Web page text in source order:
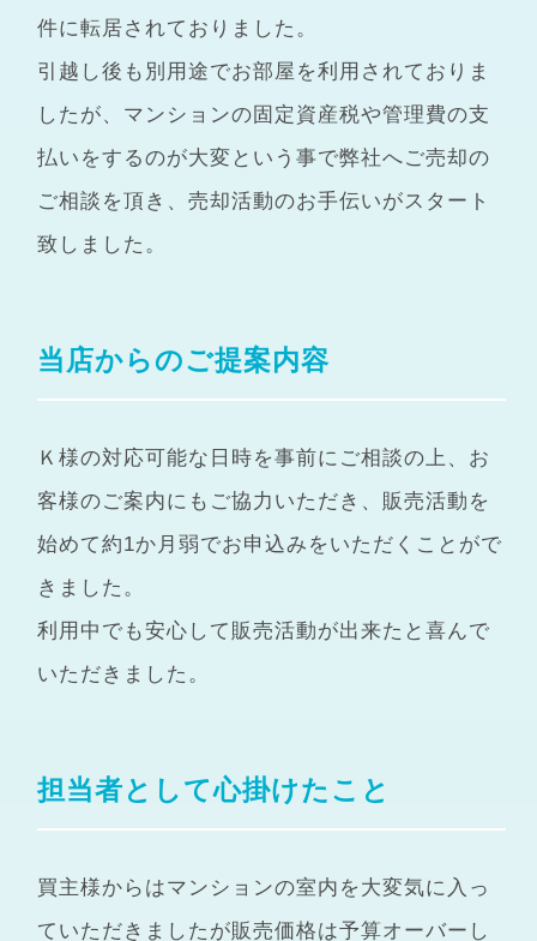
件に転居されておりました。
引越し後も別用途でお部屋を利用されておりま
したが、マンションの固定資産税や管理費の支
払いをするのが大変という事で弊社へご売却の
ご相談を頂き、売却活動のお手伝いがスタート
致しました。
当店からのご提案内容
Ｋ様の対応可能な日時を事前にご相談の上、お
客様のご案内にもご協力いただき、販売活動を
始めて約1か月弱でお申込みをいただくことがで
きました。
利用中でも安心して販売活動が出来たと喜んで
いただきました。
担当者として心掛けたこと
買主様からはマンションの室内を大変気に入っ
ていただきましたが販売価格は予算オーバーし